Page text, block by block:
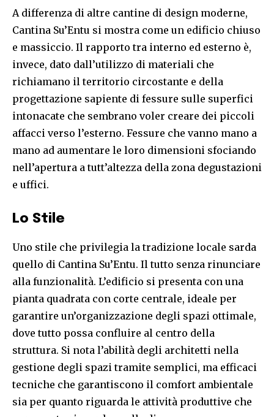
A differenza di altre cantine di design moderne,
Cantina Su’Entu si mostra come un edificio chiuso
e massiccio. Il rapporto tra interno ed esterno è,
invece, dato dall’utilizzo di materiali che
richiamano il territorio circostante e della
progettazione sapiente di fessure sulle superfici
intonacate che sembrano voler creare dei piccoli
affacci verso l’esterno. Fessure che vanno mano a
mano ad aumentare le loro dimensioni sfociando
nell’apertura a tutt’altezza della zona degustazioni
e uffici.
Lo Stile
Uno stile che privilegia la tradizione locale sarda
quello di Cantina Su’Entu. Il tutto senza rinunciare
alla funzionalità. L’edificio si presenta con una
pianta quadrata con corte centrale, ideale per
garantire un’organizzazione degli spazi ottimale,
dove tutto possa confluire al centro della
struttura. Si nota l’abilità degli architetti nella
gestione degli spazi tramite semplici, ma efficaci
tecniche che garantiscono il comfort ambientale
sia per quanto riguarda le attività produttive che